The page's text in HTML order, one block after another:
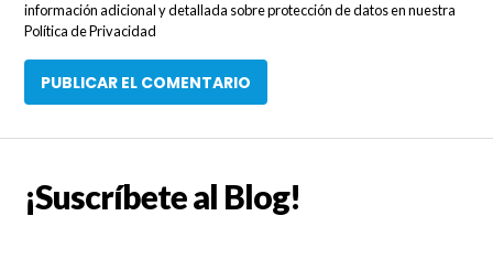
información adicional y detallada sobre protección de datos en nuestra
Política de Privacidad
¡Suscríbete al Blog!